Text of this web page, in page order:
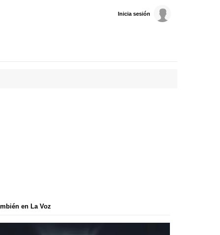
Inicia sesión
en La Voz